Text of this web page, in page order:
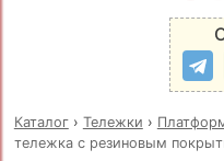
Каталог› Тележки ›
тележка с резиновым